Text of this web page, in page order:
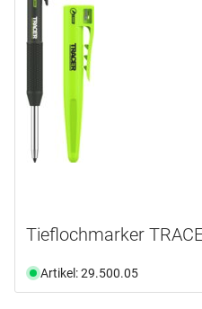
Tieflochmarker
Artikel: 29.500.05